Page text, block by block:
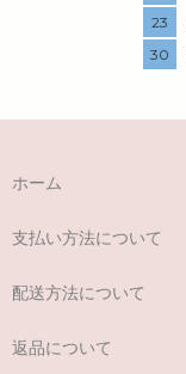
23
30
ホーム
支払い方法について
配送方法について
返品について